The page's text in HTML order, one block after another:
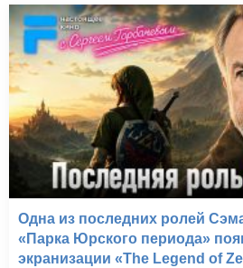
Одна из последних ролей
«Парка Юрского периода»
экранизации «The Legend of